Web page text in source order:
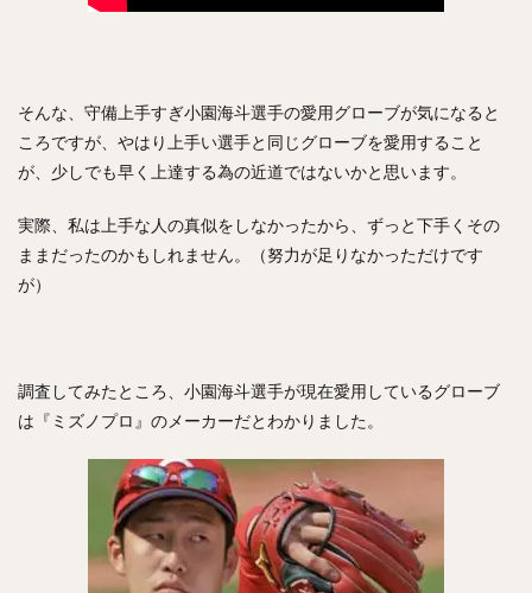
そんな、守備上手すぎ小園海斗選手の愛用グローブが気になると
ころですが、やはり上手い選手と同じグローブを愛用すること
が、少しでも早く上達する為の近道ではないかと思います。
実際、私は上手な人の真似をしなかったから、ずっと下手くその
ままだったのかもしれません。（努力が足りなかっただけです
が）
調査してみたところ、小園海斗選手が現在愛用しているグローブ
は『ミズノプロ』のメーカーだとわかりました。